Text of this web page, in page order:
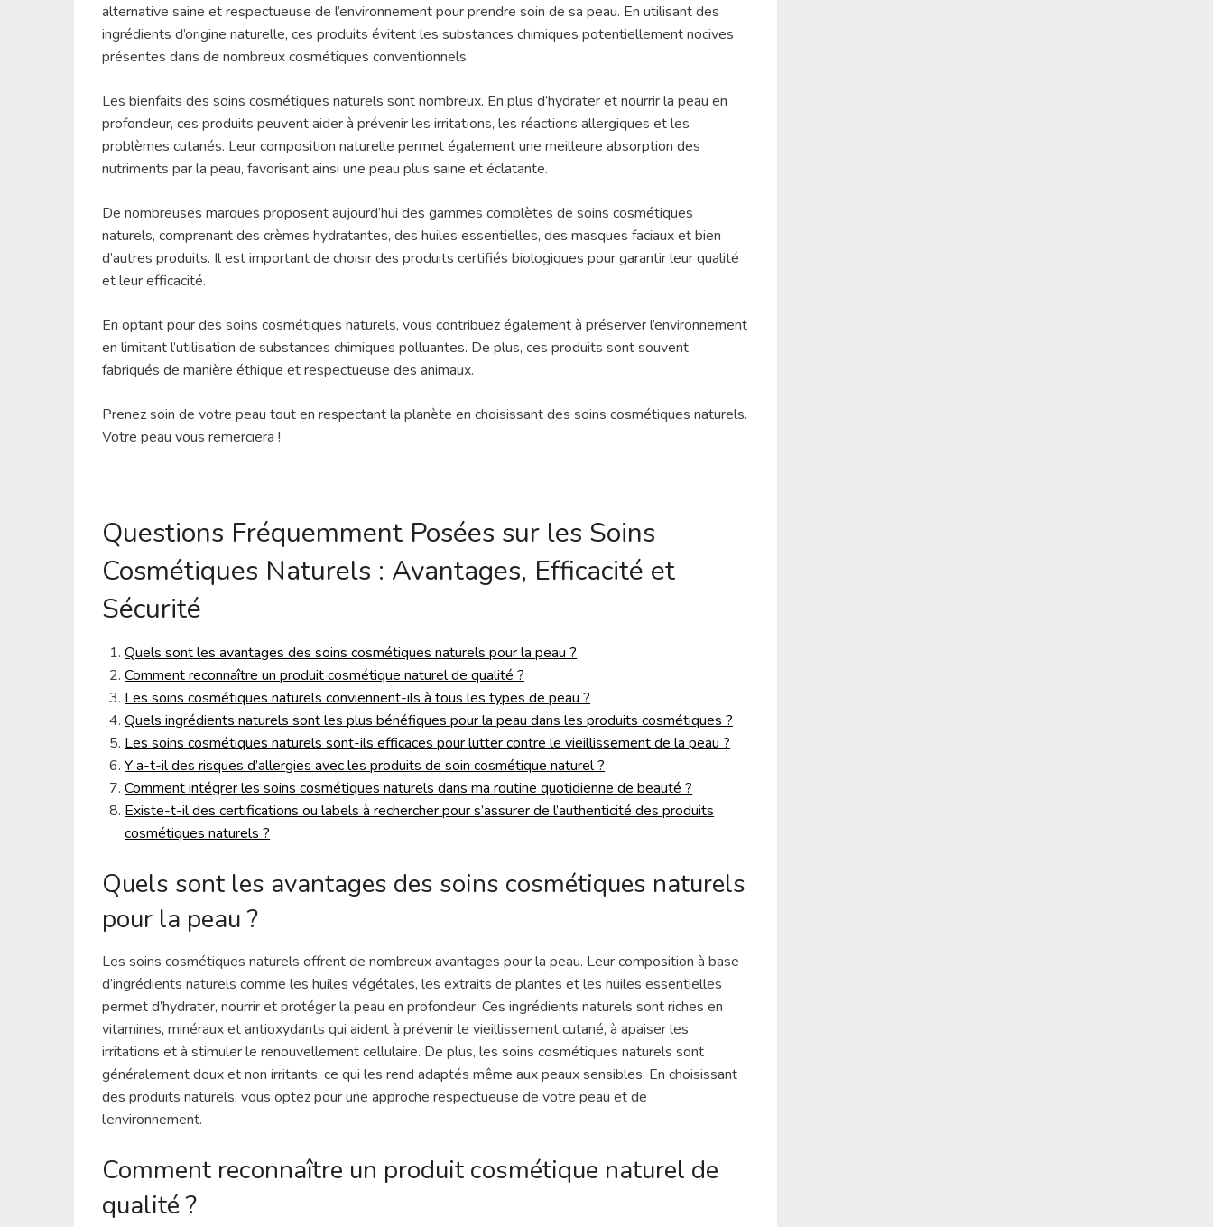
alternative saine et respectueuse de l’environnement pour prendre soin de sa peau. En utilisant des
ingrédients d’origine naturelle, ces produits évitent les substances chimiques potentiellement nocives
présentes dans de nombreux cosmétiques conventionnels.
Les bienfaits des soins cosmétiques naturels sont nombreux. En plus d’hydrater et nourrir la peau en
profondeur, ces produits peuvent aider à prévenir les irritations, les réactions allergiques et les
problèmes cutanés. Leur composition naturelle permet également une meilleure absorption des
nutriments par la peau, favorisant ainsi une peau plus saine et éclatante.
De nombreuses marques proposent aujourd’hui des gammes complètes de soins cosmétiques
naturels, comprenant des crèmes hydratantes, des huiles essentielles, des masques faciaux et bien
d’autres produits. Il est important de choisir des produits certifiés biologiques pour garantir leur qualité
et leur efficacité.
En optant pour des soins cosmétiques naturels, vous contribuez également à préserver l’environnement
en limitant l’utilisation de substances chimiques polluantes. De plus, ces produits sont souvent
fabriqués de manière éthique et respectueuse des animaux.
Prenez soin de votre peau tout en respectant la planète en choisissant des soins cosmétiques naturels.
Votre peau vous remerciera !
Questions Fréquemment Posées sur les Soins
Cosmétiques Naturels : Avantages, Efficacité et
Sécurité
Quels sont les avantages des soins cosmétiques naturels pour la peau ?
Comment reconnaître un produit cosmétique naturel de qualité ?
Les soins cosmétiques naturels conviennent-ils à tous les types de peau ?
Quels ingrédients naturels sont les plus bénéfiques pour la peau dans les produits cosmétiques ?
Les soins cosmétiques naturels sont-ils efficaces pour lutter contre le vieillissement de la peau ?
Y a-t-il des risques d’allergies avec les produits de soin cosmétique naturel ?
Comment intégrer les soins cosmétiques naturels dans ma routine quotidienne de beauté ?
Existe-t-il des certifications ou labels à rechercher pour s’assurer de l’authenticité des produits
cosmétiques naturels ?
Quels sont les avantages des soins cosmétiques naturels
pour la peau ?
Les soins cosmétiques naturels offrent de nombreux avantages pour la peau. Leur composition à base
d’ingrédients naturels comme les huiles végétales, les extraits de plantes et les huiles essentielles
permet d’hydrater, nourrir et protéger la peau en profondeur. Ces ingrédients naturels sont riches en
vitamines, minéraux et antioxydants qui aident à prévenir le vieillissement cutané, à apaiser les
irritations et à stimuler le renouvellement cellulaire. De plus, les soins cosmétiques naturels sont
généralement doux et non irritants, ce qui les rend adaptés même aux peaux sensibles. En choisissant
des produits naturels, vous optez pour une approche respectueuse de votre peau et de
l’environnement.
Comment reconnaître un produit cosmétique naturel de
qualité ?